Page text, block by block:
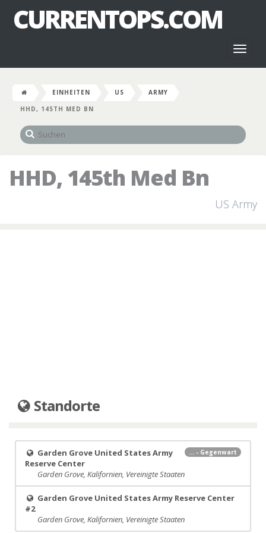
CURRENTOPS.COM
EINHEITEN US
ARMY
HHD, 145TH MED BN
HHD, 145th Med Bn
US Army
Standorte
... - Gegenwart
Garden Grove United States Army
Reserve Center
Garden Grove, Kalifornien, Vereinigte Staaten
Garden Grove United States Army Reserve Center
#2
Garden Grove, Kalifornien, Vereinigte Staaten